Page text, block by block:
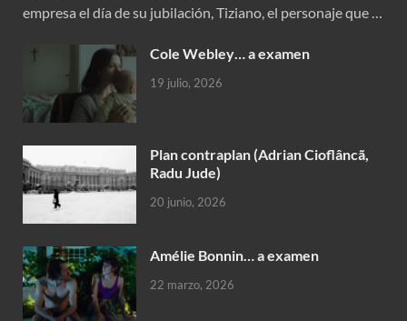
empresa el día de su jubilación, Tiziano, el personaje que …
Cole Webley… a examen
19 julio, 2026
Plan contraplan (Adrian Cioflâncã,
Radu Jude)
20 junio, 2026
Amélie Bonnin… a examen
22 marzo, 2026